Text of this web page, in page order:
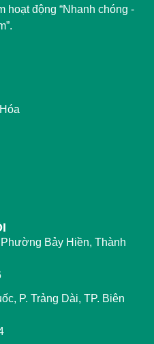
động “Nhanh chóng -
Bảy Hiền, Thành
P. Trảng Dài, TP. Biên